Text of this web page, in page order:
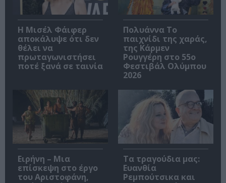
Η Μισέλ Φάιφερ
αποκάλυψε ότι δεν
θέλει να
πρωταγωνιστήσει
ποτέ ξανά σε ταινία
Πολυάννα Το
παιχνίδι της χαράς,
της Κάρμεν
Ρουγγέρη στο 55ο
Φεστιβάλ Ολύμπου
2026
Ειρήνη – Μια
επίσκεψη στο έργο
του Αριστοφάνη,
Τα τραγούδια μας:
Ευανθία
Ρεμπούτσικα και